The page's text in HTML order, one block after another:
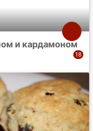
и кардамоном